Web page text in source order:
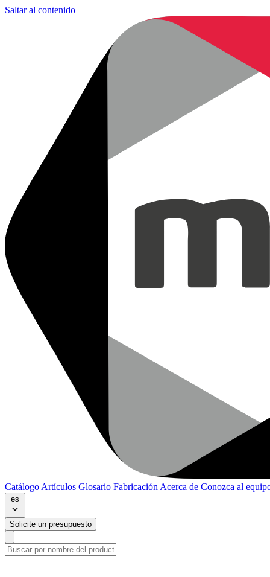
Saltar al contenido
Catálogo Artículos Glosario Fabricación Acerca de Conozca al
es
Solicite un presupuesto